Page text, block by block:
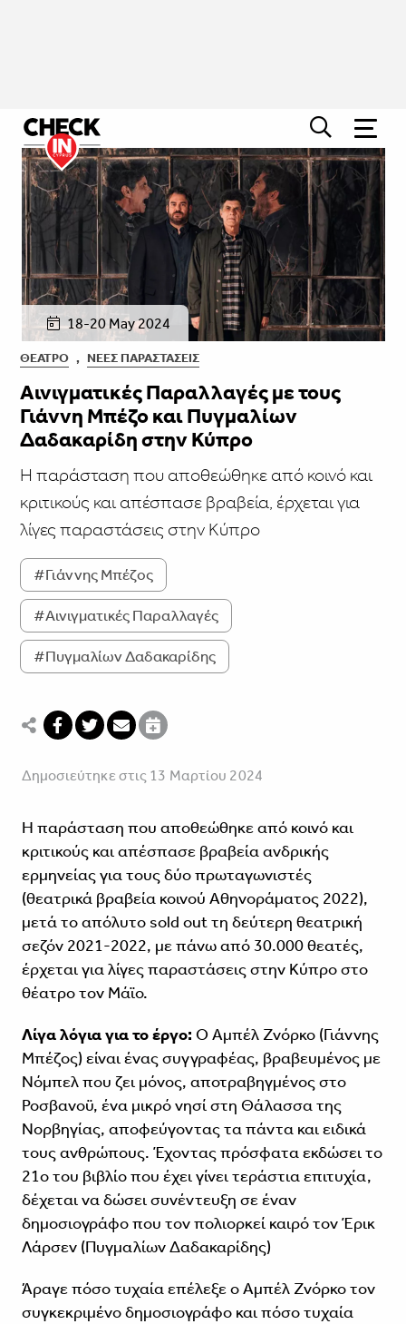
18-20 May 2024
ΘΈΑΤΡΟ , ΝΈΕΣ ΠΑΡΑΣΤΆΣΕΙΣ
Αινιγματικές Παραλλαγές με τους
Γιάννη Μπέζο και Πυγμαλίων
Δαδακαρίδη στην Κύπρο
Η παράσταση που αποθεώθηκε από κοινό και
κριτικούς και απέσπασε βραβεία, έρχεται για
λίγες παραστάσεις στην Κύπρο
#Γιάννης Μπέζος
#Αινιγματικές Παραλλαγές
#Πυγμαλίων Δαδακαρίδης
Δημοσιεύτηκε στις 13 Μαρτίου 2024
Η παράσταση που αποθεώθηκε από κοινό και
κριτικούς και απέσπασε βραβεία ανδρικής
ερμηνείας για τους δύο πρωταγωνιστές
(θεατρικά βραβεία κοινού Αθηνοράματος 2022),
μετά το απόλυτο sold out τη δεύτερη θεατρική
σεζόν 2021-2022, με πάνω από 30.000 θεατές,
έρχεται για λίγες παραστάσεις στην Κύπρο στο
θέατρο τον Μάϊο.
Λίγα λόγια για το έργο: Ο Αμπέλ Ζνόρκο (Γιάννης
Μπέζος) είναι ένας συγγραφέας, βραβευμένος με
Νόμπελ που ζει μόνος, αποτραβηγμένος στο
Ροσβανοϋ, ένα μικρό νησί στη Θάλασσα της
Νορβηγίας, αποφεύγοντας τα πάντα και ειδικά
τους ανθρώπους. Έχοντας πρόσφατα εκδώσει το
21ο του βιβλίο που έχει γίνει τεράστια επιτυχία,
δέχεται να δώσει συνέντευξη σε έναν
δημοσιογράφο που τον πολιορκεί καιρό τον Έρικ
Λάρσεν (Πυγμαλίων Δαδακαρίδης)
Άραγε πόσο τυχαία επέλεξε ο Αμπέλ Ζνόρκο τον
συγκεκριμένο δημοσιογράφο και πόσο τυχαία